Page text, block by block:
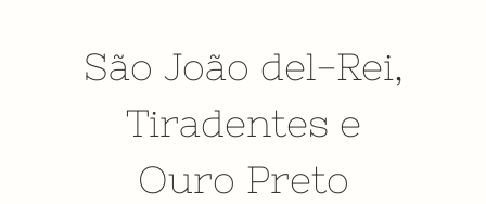
São João del-Rei,
Tiradentes e
Ouro Preto